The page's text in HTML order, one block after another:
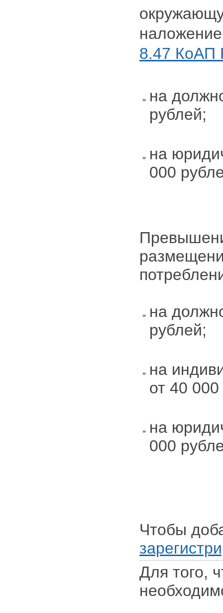
8.47 КоАП
на
рублей;
на
000
на
рублей;
на
от 40
на
000
Чтобы
Для того,